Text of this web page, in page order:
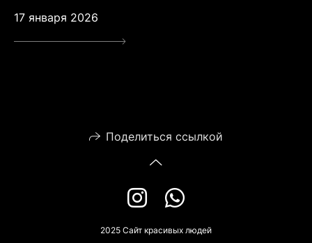
17 января 2026
Поделиться ссылкой
2025 Сайт красивых людей